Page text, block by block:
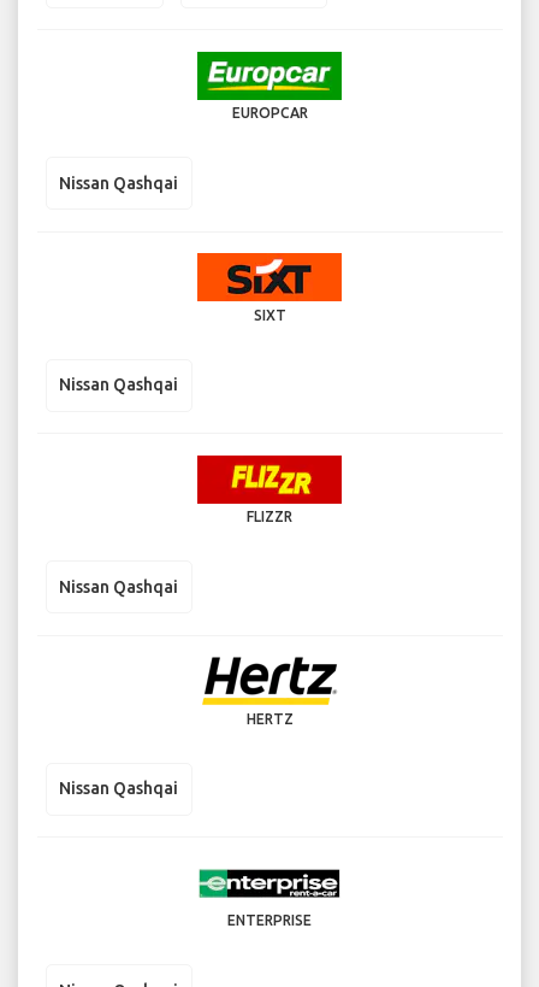
EUROPCAR
Nissan Qashqai
SIXT
Nissan Qashqai
FLIZZR
Nissan Qashqai
HERTZ
Nissan Qashqai
ENTERPRISE